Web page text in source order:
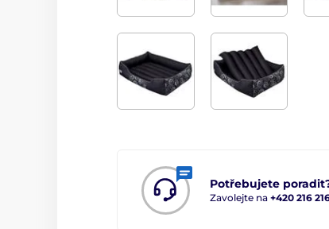
Potřebujete
Zavolejte na +420 216